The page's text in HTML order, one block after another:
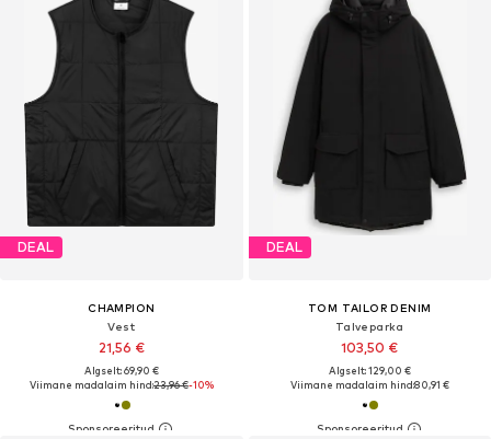
DEAL
CHAMPION
Vest
21,56 €
Algselt: 69,90 €
Viimane madalaim hind:23,96 €-10%
DEAL
TOM TAILOR DENIM
Talveparka
103,50 €
Algselt: 129,00 €
Viimane madalaim hind:80,91 €